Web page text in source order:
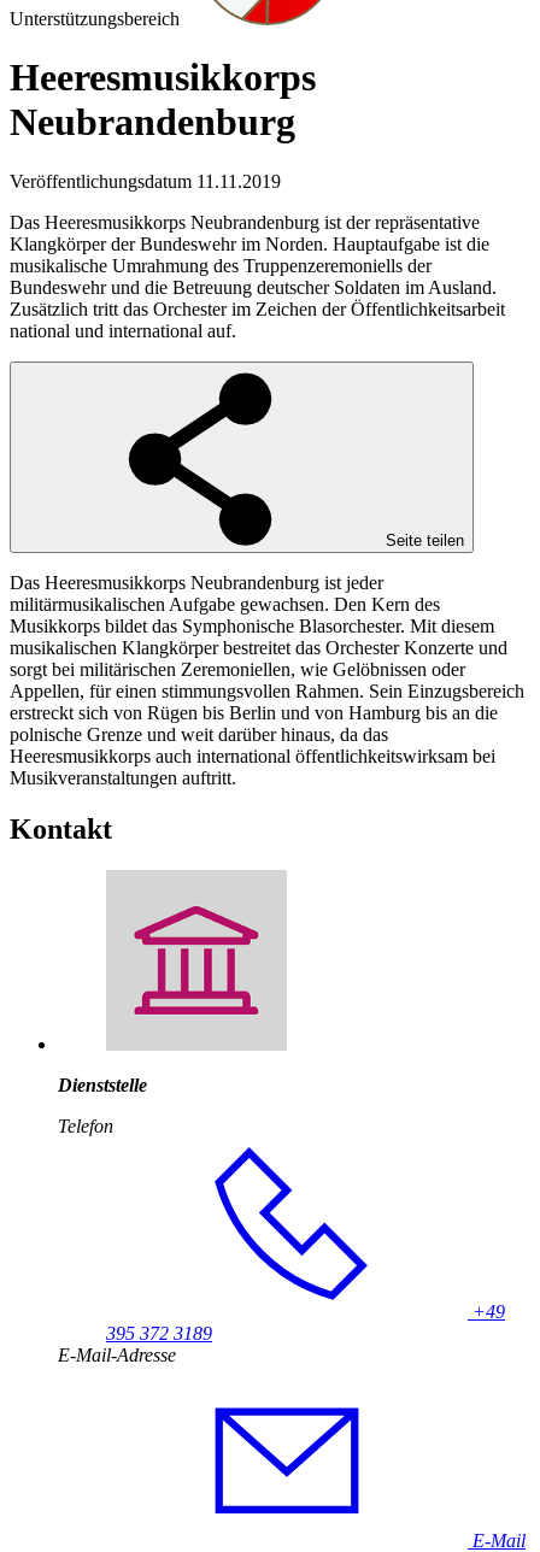
Unterstützungsbereich
Heeresmusikkorps
Neubrandenburg
Veröffentlichungsdatum 11.11.2019
Das Heeresmusikkorps Neubrandenburg ist der repräsentative
Klangkörper der Bundeswehr im Norden. Hauptaufgabe ist die
musikalische Umrahmung des Truppenzeremoniells der
Bundeswehr und die Betreuung deutscher Soldaten im Ausland.
Zusätzlich tritt das Orchester im Zeichen der Öffentlichkeitsarbeit
national und international auf.
Seite teilen
Das Heeresmusikkorps Neubrandenburg ist jeder
militärmusikalischen Aufgabe gewachsen. Den Kern des
Musikkorps bildet das Symphonische Blasorchester. Mit diesem
musikalischen Klangkörper bestreitet das Orchester Konzerte und
sorgt bei militärischen Zeremoniellen, wie Gelöbnissen oder
Appellen, für einen stimmungsvollen Rahmen. Sein Einzugsbereich
erstreckt sich von Rügen bis Berlin und von Hamburg bis an die
polnische Grenze und weit darüber hinaus, da das
Heeresmusikkorps auch international öffentlichkeitswirksam bei
Musikveranstaltungen auftritt.
Kontakt
Dienststelle
Telefon
+49
395 372 3189
E-Mail-Adresse
E-Mail